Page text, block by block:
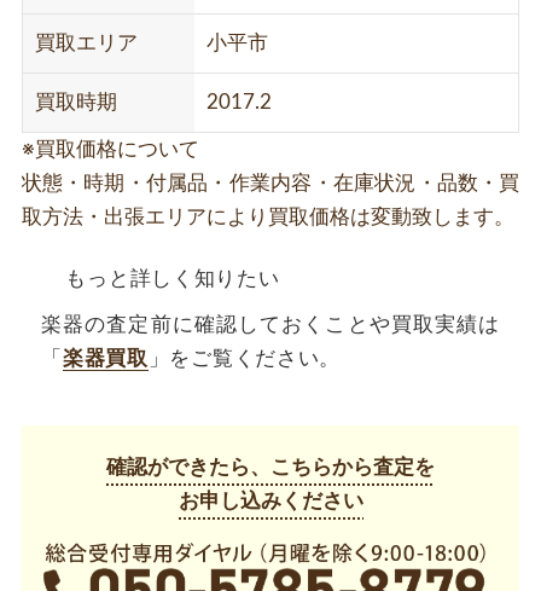
買取エリア 小平市
買取時期 2017.2
※買取価格について
状態・時期・付属品・作業内容・在庫状況・品数・買
取方法・出張エリアにより買取価格は変動致します。
もっと詳しく知りたい
楽器の査定前に確認しておくことや買取実績は
「 楽器買取 」をご覧ください。
確認ができたら、こちらから査定を
お申し込みください